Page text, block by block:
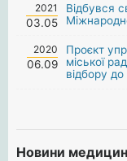
2021
03.05
Відбувся
2020
06.09
Проєкт
міської
відбору до
Новини